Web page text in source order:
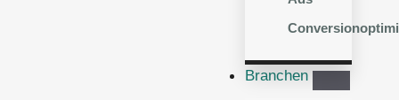
Branchen